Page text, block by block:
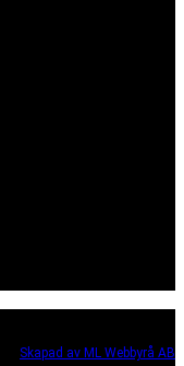
Skapad av ML Webbyrå AB